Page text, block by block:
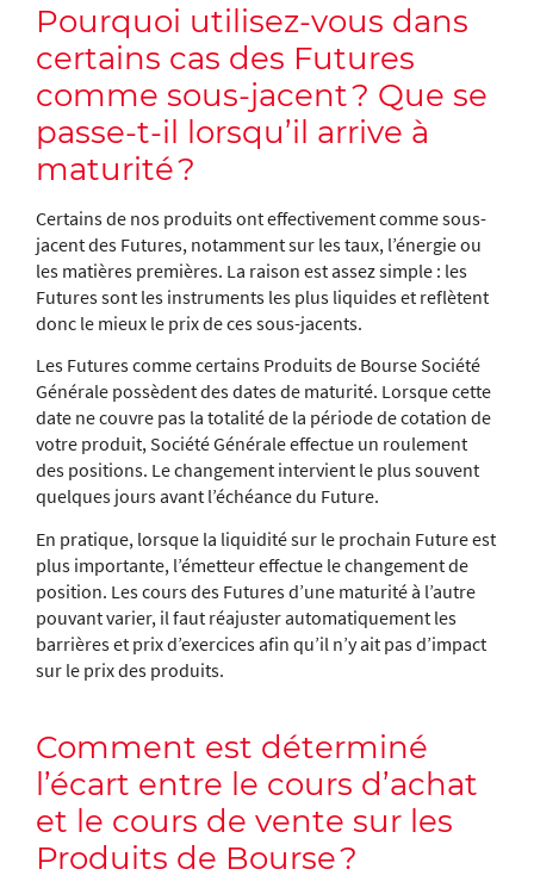
Pourquoi utilisez-vous dans
certains cas des Futures
comme sous-jacent ? Que se
passe-t-il lorsqu’il arrive à
maturité ?
Certains de nos produits ont effectivement comme sous-
jacent des Futures, notamment sur les taux, l’énergie ou
les matières premières. La raison est assez simple : les
Futures sont les instruments les plus liquides et reflètent
donc le mieux le prix de ces sous-jacents.
Les Futures comme certains Produits de Bourse Société
Générale possèdent des dates de maturité. Lorsque cette
date ne couvre pas la totalité de la période de cotation de
votre produit, Société Générale effectue un roulement
des positions. Le changement intervient le plus souvent
quelques jours avant l’échéance du Future.
En pratique, lorsque la liquidité sur le prochain Future est
plus importante, l’émetteur effectue le changement de
position. Les cours des Futures d’une maturité à l’autre
pouvant varier, il faut réajuster automatiquement les
barrières et prix d’exercices afin qu’il n’y ait pas d’impact
sur le prix des produits.
Comment est déterminé
l’écart entre le cours d’achat
et le cours de vente sur les
Produits de Bourse ?